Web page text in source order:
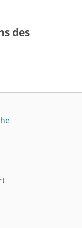
des